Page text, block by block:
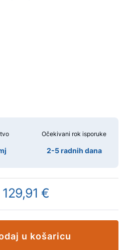
Očekivani rok isporuke
2-5 radnih dana
129,91 €
u košaricu